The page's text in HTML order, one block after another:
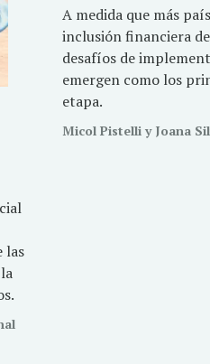
las
A medida que más
inclusión financiera
desafíos de
emergen como los
etapa.
Micol Pistelli y Joana